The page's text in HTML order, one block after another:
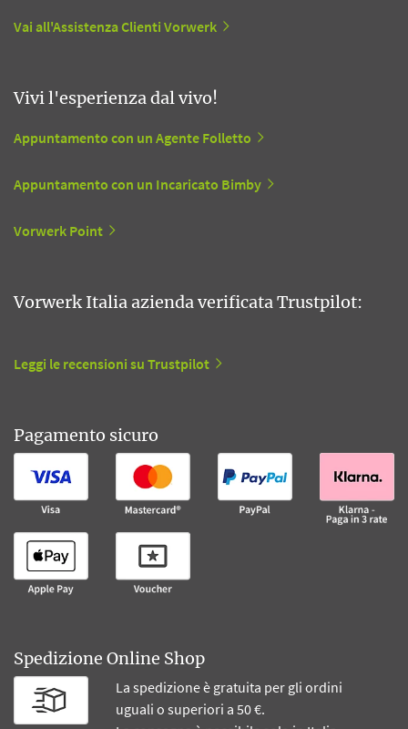
Vai all'Assistenza Clienti Vorwerk
Vivi l'esperienza dal vivo!
Appuntamento con un Agente Folletto
Appuntamento con un Incaricato Bimby
Vorwerk Point
Vorwerk Italia azienda verificata Trustpilot:
Leggi le recensioni su Trustpilot
Pagamento sicuro
Spedizione Online Shop
La spedizione è gratuita per gli ordini
uguali o superiori a 50 €.